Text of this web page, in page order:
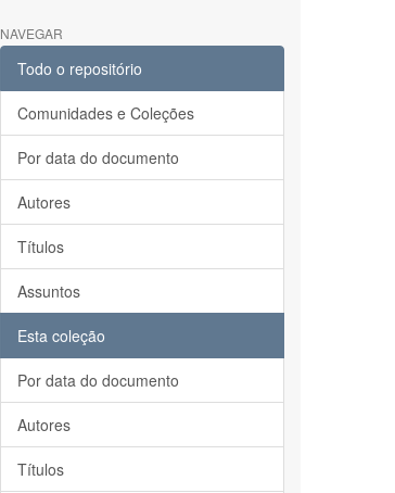
NAVEGAR
Todo o repositório
Comunidades e Coleções
Por data do documento
Autores
Títulos
Assuntos
Esta coleção
Por data do documento
Autores
Títulos